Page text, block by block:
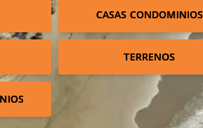
CASAS CONDOMINIOS
TERRENOS